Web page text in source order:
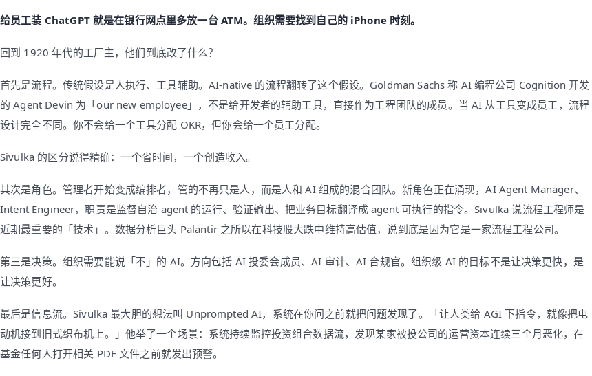
给员工装 ChatGPT 就是在银行网点里多放一台 ATM。组织需要找到自己的 iPhone 时刻。
回到 1920 年代的工厂主，他们到底改了什么？
首先是流程。传统假设是人执行、工具辅助。AI-native 的流程翻转了这个假设。Goldman Sachs 称 AI 编程公司 Cognition 开发
的 Agent Devin 为「our new employee」，不是给开发者的辅助工具，直接作为工程团队的成员。当 AI 从工具变成员工，流程
设计完全不同。你不会给一个工具分配 OKR，但你会给一个员工分配。
Sivulka 的区分说得精确：一个省时间，一个创造收入。
其次是角色。管理者开始变成编排者，管的不再只是人，而是人和 AI 组成的混合团队。新角色正在涌现，AI Agent Manager、
Intent Engineer，职责是监督自治 agent 的运行、验证输出、把业务目标翻译成 agent 可执行的指令。Sivulka 说流程工程师是
近期最重要的「技术」。数据分析巨头 Palantir 之所以在科技股大跌中维持高估值，说到底是因为它是一家流程工程公司。
第三是决策。组织需要能说「不」的 AI。方向包括 AI 投委会成员、AI 审计、AI 合规官。组织级 AI 的目标不是让决策更快，是
让决策更好。
最后是信息流。Sivulka 最大胆的想法叫 Unprompted AI，系统在你问之前就把问题发现了。「让人类给 AGI 下指令，就像把电
动机接到旧式织布机上。」他举了一个场景：系统持续监控投资组合数据流，发现某家被投公司的运营资本连续三个月恶化，在
基金任何人打开相关 PDF 文件之前就发出预警。